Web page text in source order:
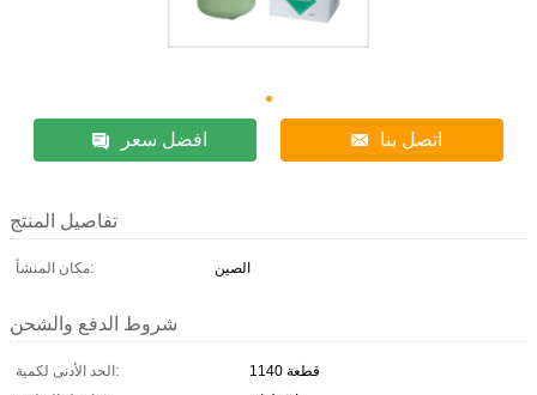
افضل سعر اتصل بنا
تفاصيل المنتج
مكان المنشأ: الصين
شروط الدفع والشحن
الحد الأدنى لكمية:
1140 قطعة